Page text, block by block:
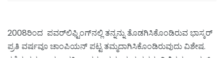
2008ರಿಂದ ಪವರ್‌ಲಿಫ್ಟಿಂಗ್‌ನಲ್ಲಿ ತನ್ನನ್ನು ತೊಡಗಿಸಿಕೊಂಡಿರುವ ಭಾಸ್ಕರ್
ಪ್ರತಿ ವರ್ಷವೂ ಚಾಂಪಿಯನ್ ಪಟ್ಟ ತಮ್ಮದಾಗಿಸಿಕೊಂಡಿರುವುದು ವಿಶೇಷ.